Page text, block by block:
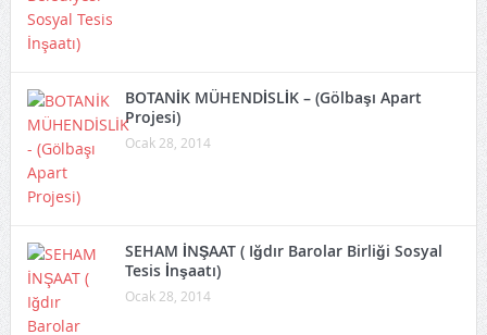
BOTANİK MÜHENDİSLİK – (Gölbaşı Apart
Projesi)
Ocak 28, 2014
SEHAM İNŞAAT ( Iğdır Barolar Birliği Sosyal
Tesis İnşaatı)
Ocak 28, 2014